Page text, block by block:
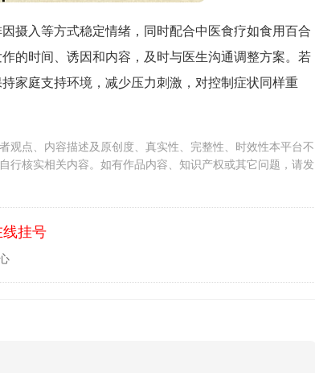
摄入等方式稳定情绪，同时配合中医食疗如食用百合
的时间、诱因和内容，及时与医生沟通调整方案。若
家庭支持环境，减少压力刺激，对控制症状同样重
观点、内容描述及原创度、真实性、完整性、时效性本平台不
行核实相关内容。如有作品内容、知识产权或其它问题，请发
挂号